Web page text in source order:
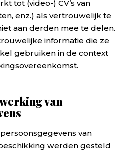
tot (video-) CV’s van
enz.) als vertrouwelijk te
aan derden mee te delen.
informatie die ze
gebruiken in de context
van
van
werden gesteld